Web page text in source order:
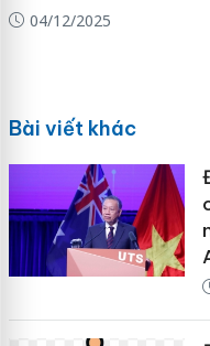
04/12/2025
Bài viết khác